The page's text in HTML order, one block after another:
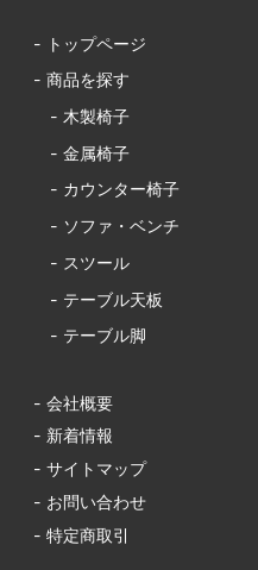
- トップページ
- 商品を探す
- 木製椅子
- 金属椅子
- カウンター椅子
- ソファ・ベンチ
- スツール
- テーブル天板
- テーブル脚
- 会社概要
- 新着情報
- サイトマップ
- お問い合わせ
- 特定商取引